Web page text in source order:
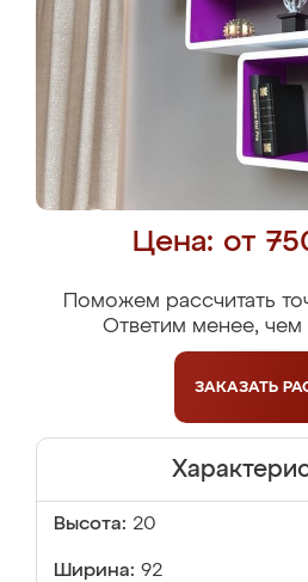
Цена: от
Поможем рассчитать
Ответим менее, чем
ЗАКАЗАТЬ
Высота: 20
Ширина: 92